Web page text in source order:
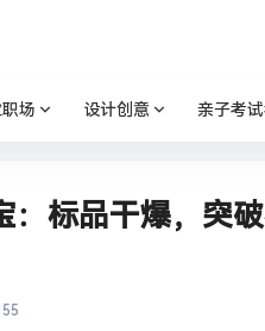
场 设计创意 亲子考
：标品干爆，突